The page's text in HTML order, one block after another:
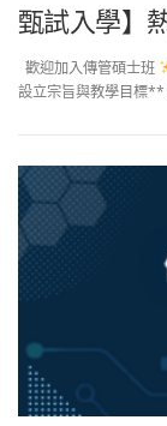
甄試入學】
歡迎加入傳管碩士班
設立宗旨與教學目標